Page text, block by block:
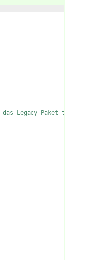
das Legacy-Paket tgtermes